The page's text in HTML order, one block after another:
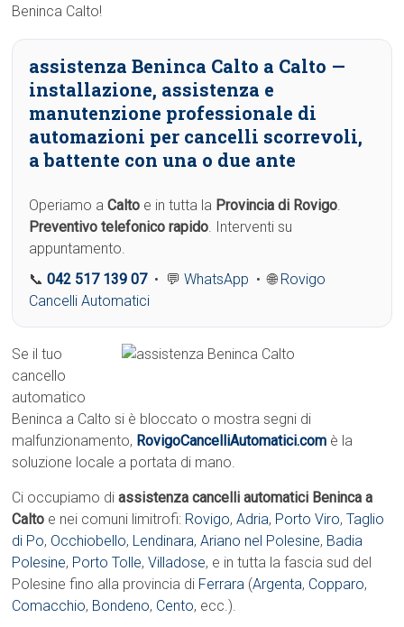
Beninca Calto!
assistenza Beninca Calto a Calto —
installazione, assistenza e
manutenzione professionale di
automazioni per cancelli scorrevoli,
a battente con una o due ante
Operiamo aCalto e in tutta la Provincia di Rovigo.
Preventivo telefonico rapido. Interventi su
appuntamento.
📞042 517 139 07• 💬WhatsApp • 🌐 Rovigo
Cancelli Automatici
Se il tuo
cancello
automatico
Beninca a Calto si è bloccato o mostra segni di
malfunzionamento, RovigoCancelliAutomatici.com è la
soluzione locale a portata di mano.
Ci occupiamo diassistenza cancelli automatici Beninca a
Calto e nei comuni limitrofi: Rovigo,Adria, Porto Viro,Taglio
di Po, Occhiobello, Lendinara,Ariano nel Polesine, Badia
Polesine, Porto Tolle,Villadose, e in tutta la fascia sud del
Polesine fino alla provincia di Ferrara (Argenta, Copparo,
Comacchio, Bondeno, Cento, ecc.).